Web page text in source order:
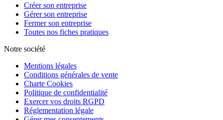
Créer son entreprise
Gérer son entreprise
Fermer son entreprise
Toutes nos fiches pratiques
Notre société
Mentions légales
Conditions générales de vente
Charte Cookies
Politique de confidentialité
Exercer vos droits RGPD
Réglementation légale